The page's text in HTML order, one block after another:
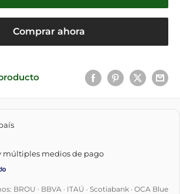
Comprar ahora
múltiples medios de pago
BROU · BBVA · ITAÚ · Scotiabank · OCA Blue